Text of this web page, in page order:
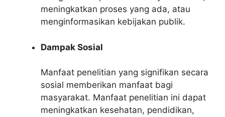
meningkatkan proses yang ada, atau
menginformasikan kebijakan publik.
Dampak Sosial
Manfaat penelitian yang signifikan secara
sosial memberikan manfaat bagi
masyarakat. Manfaat penelitian ini dapat
meningkatkan kesehatan, pendidikan,